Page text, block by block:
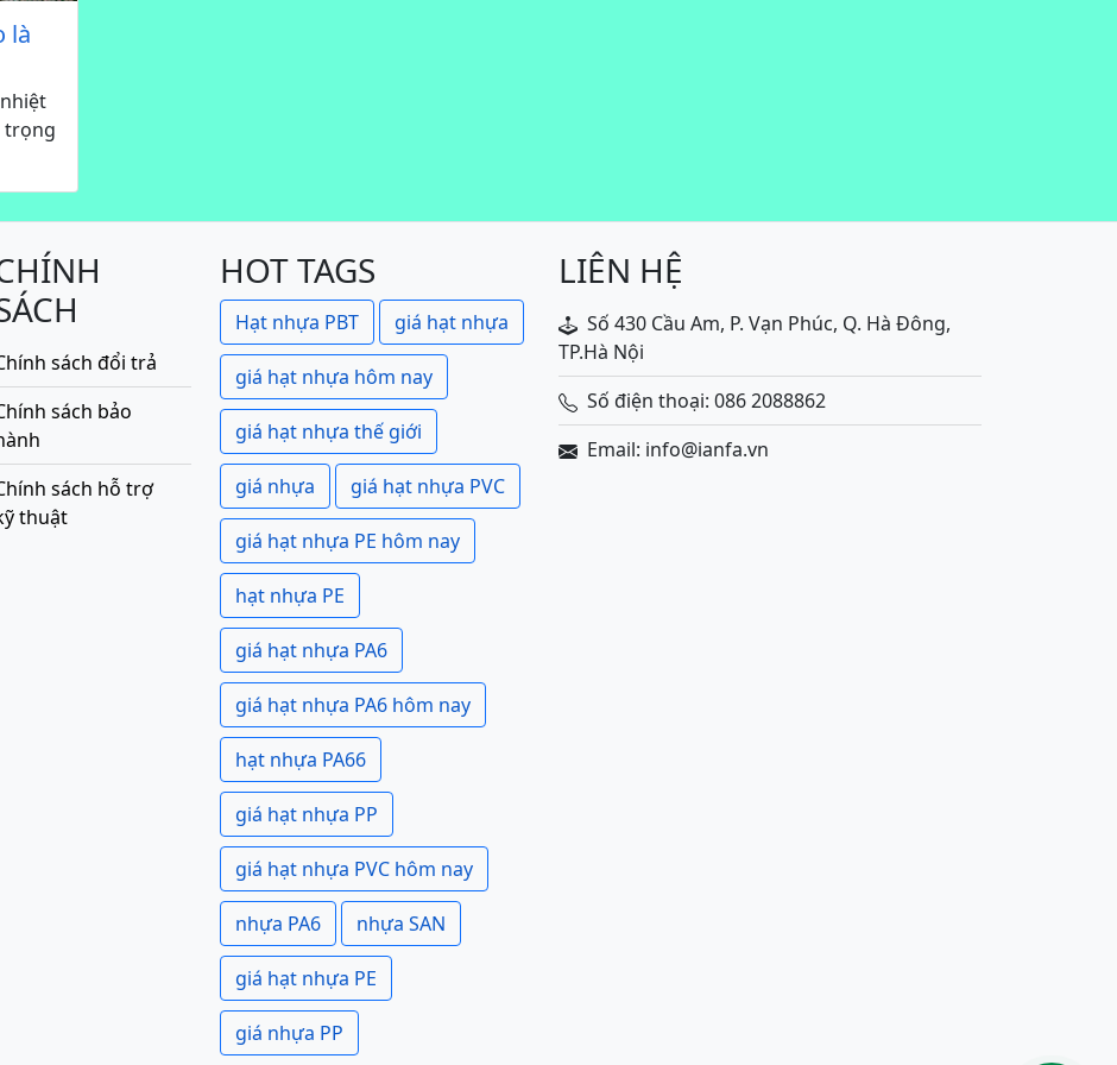
là
trọng
sách đổi trả
sách bảo
sách hỗ trợ
thuật
HOT TAGS
Hạt nhựa PBT giá hạt nhựa
giá hạt nhựa hôm nay
giá hạt nhựa thế giới
giá nhựa giá hạt nhựa PVC
giá hạt nhựa PE hôm nay
hạt nhựa PE
giá hạt nhựa PA6
giá hạt nhựa PA6 hôm nay
hạt nhựa PA66
giá hạt nhựa PP
giá hạt nhựa PVC hôm nay
nhựa PA6 nhựa SAN
giá hạt nhựa PE
giá nhựa PP
LIÊN HỆ
Số 430 Cầu Am, P. Vạn Phúc, Q. Hà Đông,
TP.Hà Nội
Số điện thoại: 086 2088862
Email: info@ianfa.vn